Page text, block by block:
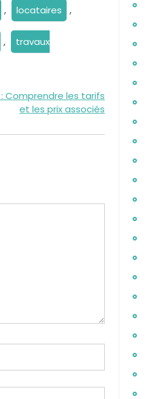
, locataires ,
, travaux
Comprendre les tarifs
et les prix associés